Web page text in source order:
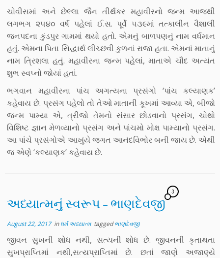
ચોવીસમાં અને છેલ્લા જૈન તીર્થંકર મહાવીરનો જન્મ આજથી
લગભગ ૨૫૪૦ વર્ષ પહેલાં ઈ.સ. પૂર્વે ૫૩૯માં તત્કાલીન વૈશાલી
જનપદના કુંડપુર ગામમાં થયો હતો. એમનું બાળપણનું નામ વર્ધમાન
હતું. એમના પિતા સિદ્ધાર્થ લીચ્છવી કુળનાં રાજા હતા. એમનાં માતાનું
નામ ત્રિશલા હતું. મહાવીરના જન્મ પહેલાં, માતાએ ચૌદ અત્યંત
શુભ સ્વપ્નો જોયાં હતાં.
ભગવાન મહાવીરના પાંચ અગત્યના પ્રસંગો ‘પાંચ કલ્યાણક’
કહેવાય છે. પ્રસંગ પહેલો તો તેઓ માતાની કૂખમાં આવ્યા એ, બીજો
જન્મ પામ્યા એ, ત્રીજો તેમનો સંસાર છોડવાનો પ્રસંગ, ચોથો
વિશિષ્ટ જ્ઞાન મેળવ્યાનો પ્રસંગ અને પાંચમો મોક્ષ પામ્યાનો પ્રસંગ.
આ પાંચે પ્રસંગોએ આખુંયે જગત આનંદવિભોર બની જાય છે. એથી
જ એણે ‘કલ્યાણક’ કહેવાય છે.
અધ્યાત્મનું સ્વરૂપ – ભાણદેવજી
3
August 22, 2017inધર્મ અધ્યાત્મ taggedભાણદેવજી
જીવન સુખની શોધ નથી, સત્યની શોધ છે. જીવનની કૃતાથતા
સુખપ્રાપ્તિમાં નથી,સત્યપ્રાપ્તિમાં છે. છતાં જાણે અજાણ્યે